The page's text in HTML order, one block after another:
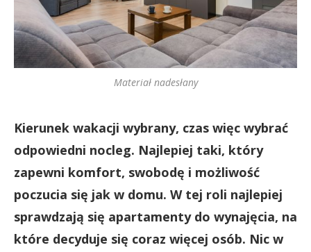
Materiał nadesłany
Kierunek wakacji wybrany, czas więc wybrać
odpowiedni nocleg. Najlepiej taki, który
zapewni komfort, swobodę i możliwość
poczucia się jak w domu. W tej roli najlepiej
sprawdzają się apartamenty do wynajęcia, na
które decyduje się coraz więcej osób. Nic w